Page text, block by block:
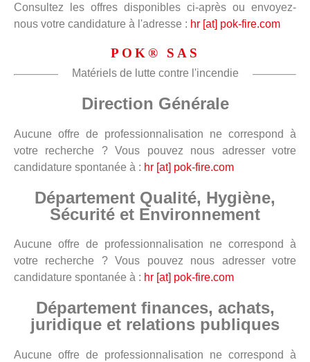
Consultez les offres disponibles ci-après ou envoyez-
nous votre candidature à l'adresse : hr [at] pok-fire.com
POK® SAS
Matériels de lutte contre l'incendie
Direction Générale
Aucune offre de professionnalisation ne correspond à
votre recherche ? Vous pouvez nous adresser votre
candidature spontanée à : hr [at] pok-fire.com
Département Qualité, Hygiène,
Sécurité et Environnement
Aucune offre de professionnalisation ne correspond à
votre recherche ? Vous pouvez nous adresser votre
candidature spontanée à : hr [at] pok-fire.com
Département finances, achats,
juridique et relations publiques
Aucune offre de professionnalisation ne correspond à